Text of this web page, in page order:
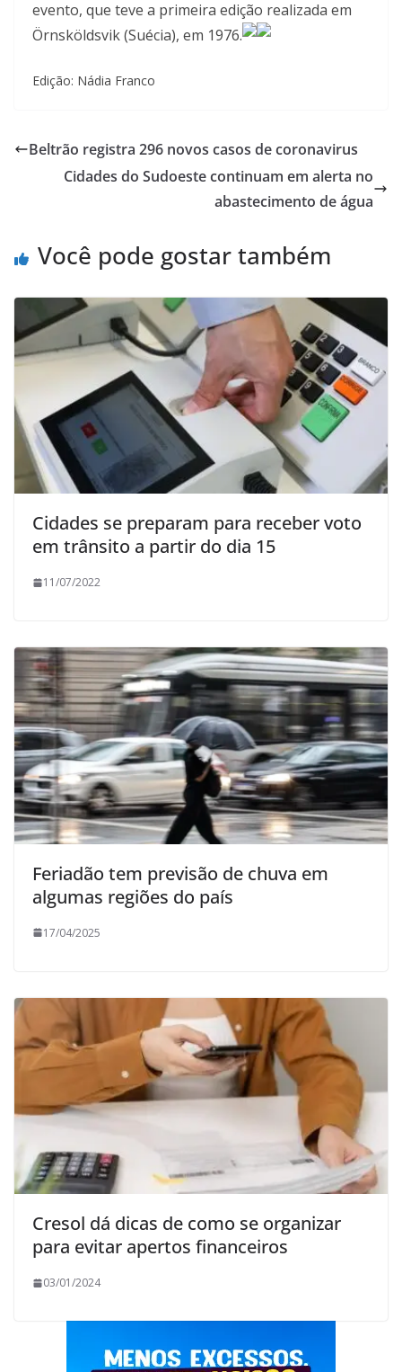
evento, que teve a primeira edição realizada em
Örnsköldsvik (Suécia), em 1976.
Edição: Nádia Franco
Beltrão registra 296 novos casos de coronavirus
Cidades do Sudoeste continuam em alerta no
abastecimento de água
Você pode gostar também
Cidades se preparam para receber voto
em trânsito a partir do dia 15
11/07/2022
Feriadão tem previsão de chuva em
algumas regiões do país
17/04/2025
Cresol dá dicas de como se organizar
para evitar apertos financeiros
03/01/2024